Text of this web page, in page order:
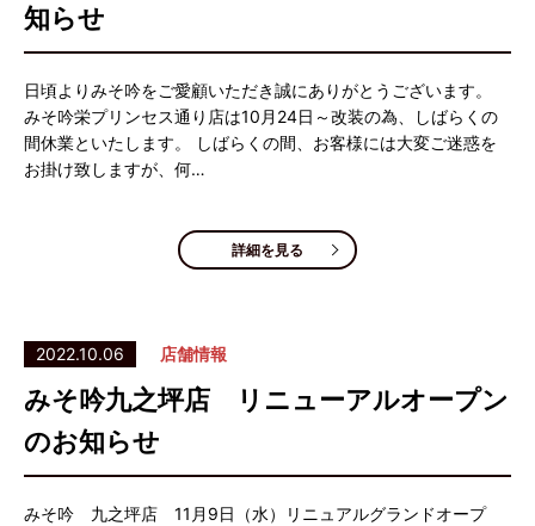
知らせ
日頃よりみそ吟をご愛顧いただき誠にありがとうございます。
みそ吟栄プリンセス通り店は10月24日～改装の為、しばらくの
間休業といたします。 しばらくの間、お客様には大変ご迷惑を
お掛け致しますが、何…
詳細を見る
2022.10.06 店舗情報
みそ吟九之坪店 リニューアルオープン
のお知らせ
みそ吟 九之坪店 11月9日（水）リニュアルグランドオープ